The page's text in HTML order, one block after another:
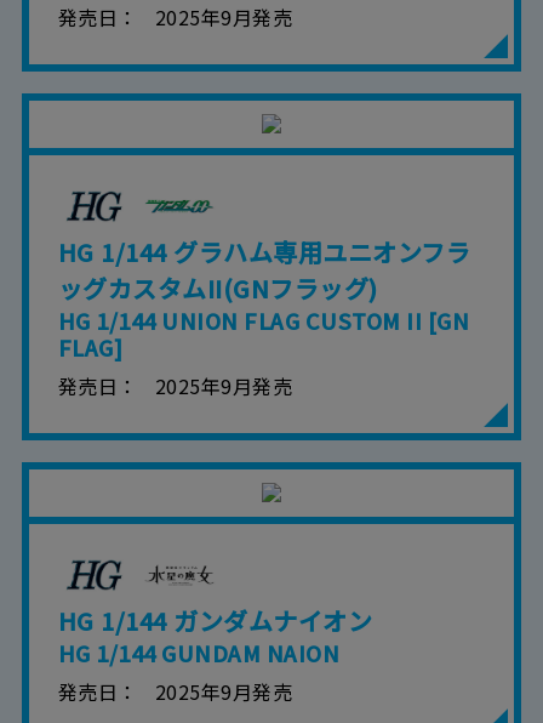
発売日 2025年9月発売
HG 1/144 グラハム専用ユニオンフラ
ッグカスタムII(GNフラッグ)
HG 1/144 UNION FLAG CUSTOM II [GN
FLAG]
発売日 2025年9月発売
HG 1/144 ガンダムナイオン
HG 1/144 GUNDAM NAION
発売日 2025年9月発売